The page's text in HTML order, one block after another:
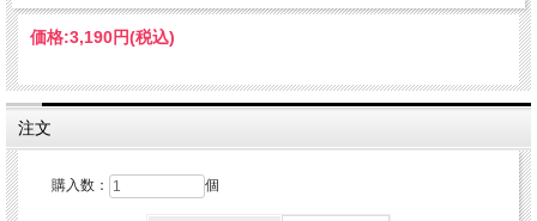
価格:3,190円(税込)
注文
購入数： 個